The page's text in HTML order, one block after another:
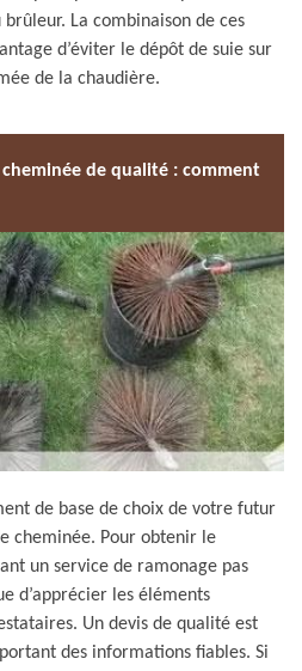
La combinaison de ces
d’éviter le dépôt de suie sur
de la chaudière.
de qualité : comment
de base de choix de votre futur
cheminée. Pour obtenir le
un service de ramonage pas
d’apprécier les éléments
Un devis de qualité est
des informations fiables. Si